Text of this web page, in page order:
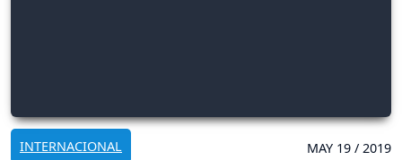
INTERNACIONAL MAY 19 / 2019